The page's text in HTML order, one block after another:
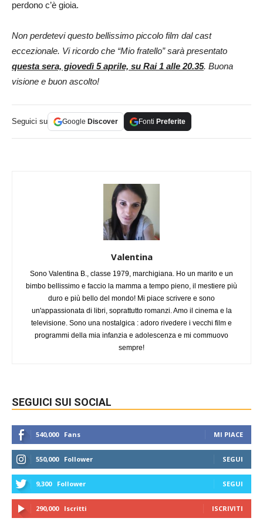
perdono c’è gioia.
Non perdetevi questo bellissimo piccolo film dal cast
eccezionale. Vi ricordo che “Mio fratello” sarà presentato
questa sera, giovedì 5 aprile, su Rai 1 alle 20.35. Buona
visione e buon ascolto!
Seguici su Google Discover Fonti Preferite
Valentina
Sono Valentina B., classe 1979, marchigiana. Ho un marito e un
bimbo bellissimo e faccio la mamma a tempo pieno, il mestiere più
duro e più bello del mondo! Mi piace scrivere e sono
un'appassionata di libri, soprattutto romanzi. Amo il cinema e la
televisione. Sono una nostalgica : adoro rivedere i vecchi film e
programmi della mia infanzia e adolescenza e mi commuovo
sempre!
SEGUICI SUI SOCIAL
540,000 Fans MI PIACE
550,000 Follower SEGUI
9,300 Follower SEGUI
290,000 Iscritti ISCRIVITI